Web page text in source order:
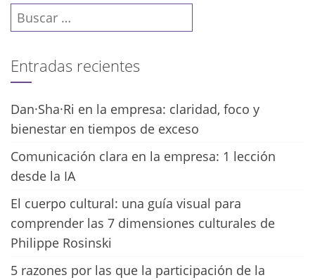
Buscar:
Entradas recientes
Dan·Sha·Ri en la empresa: claridad, foco y
bienestar en tiempos de exceso
Comunicación clara en la empresa: 1 lección
desde la IA
El cuerpo cultural: una guía visual para
comprender las 7 dimensiones culturales de
Philippe Rosinski
5 razones por las que la participación de la